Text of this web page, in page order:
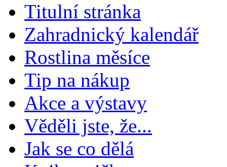
Titulní stránka
Zahradnický kalendář
Rostlina měsíce
Tip na nákup
Akce a výstavy
Věděli jste, že...
Jak se co dělá